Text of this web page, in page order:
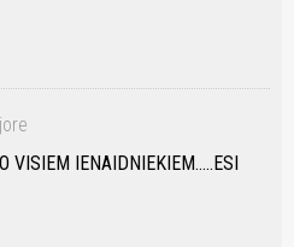
VISIEM IENAIDNIEKIEM.....ESI